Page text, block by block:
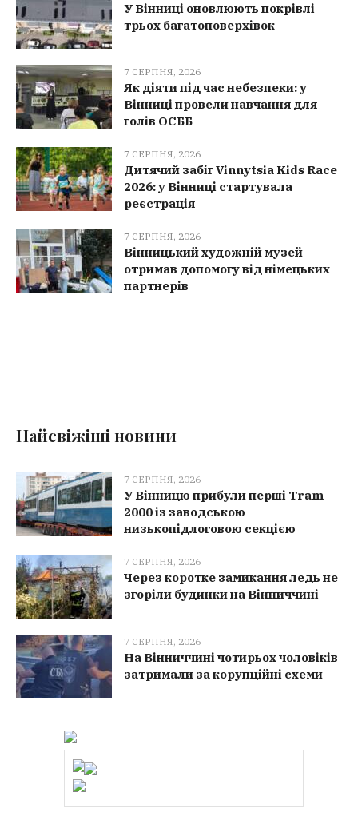
У Вінниці оновлюють покрівлі
трьох багатоповерхівок
7 СЕРПНЯ, 2026
Як діяти під час небезпеки: у
Вінниці провели навчання для
голів ОСББ
7 СЕРПНЯ, 2026
Дитячий забіг Vinnytsia Kids Race
2026: у Вінниці стартувала
реєстрація
7 СЕРПНЯ, 2026
Вінницький художній музей
отримав допомогу від німецьких
партнерів
Найсвіжіші новини
7 СЕРПНЯ, 2026
У Вінницю прибули перші Tram
2000 із заводською
низькопідлоговою секцією
7 СЕРПНЯ, 2026
Через коротке замикання ледь не
згоріли будинки на Вінниччині
7 СЕРПНЯ, 2026
На Вінниччині чотирьох чоловіків
затримали за корупційні схеми